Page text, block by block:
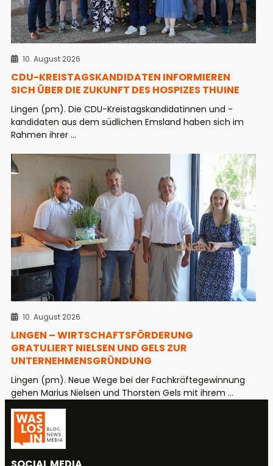
10. August 2026
CDU-KREISTAGSKANDIDATEN INFORMIEREN
SICH ÜBER DIE ZUKUNFT DES HOSPIZES THUINE
Lingen (pm). Die CDU-Kreistagskandidatinnen und -
kandidaten aus dem südlichen Emsland haben sich im
Rahmen ihrer ...
10. August 2026
LINGEN – WIRTSCHAFTSFÖRDERUNG
GRATULIERT NIELSEN UND GELS ZUR
UNTERNEHMENSGRÜNDUNG
Lingen (pm). Neue Wege bei der Fachkräftegewinnung
gehen Marius Nielsen und Thorsten Gels mit ihrem ...